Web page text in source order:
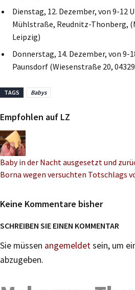
Dienstag, 12. Dezember, von 9-12
Mühlstraße, Reudnitz-Thonberg,
Leipzig)
Donnerstag, 14. Dezember, von
Paunsdorf (Wiesenstraße 20,
TAGS Babys
Empfohlen auf LZ
Baby in der Nacht ausgesetzt und
Borna wegen versuchten Totschlags
Keine Kommentare bisher
SCHREIBEN SIE EINEN KOMMENTAR
Sie müssen angemeldetsein, um
abzugeben.